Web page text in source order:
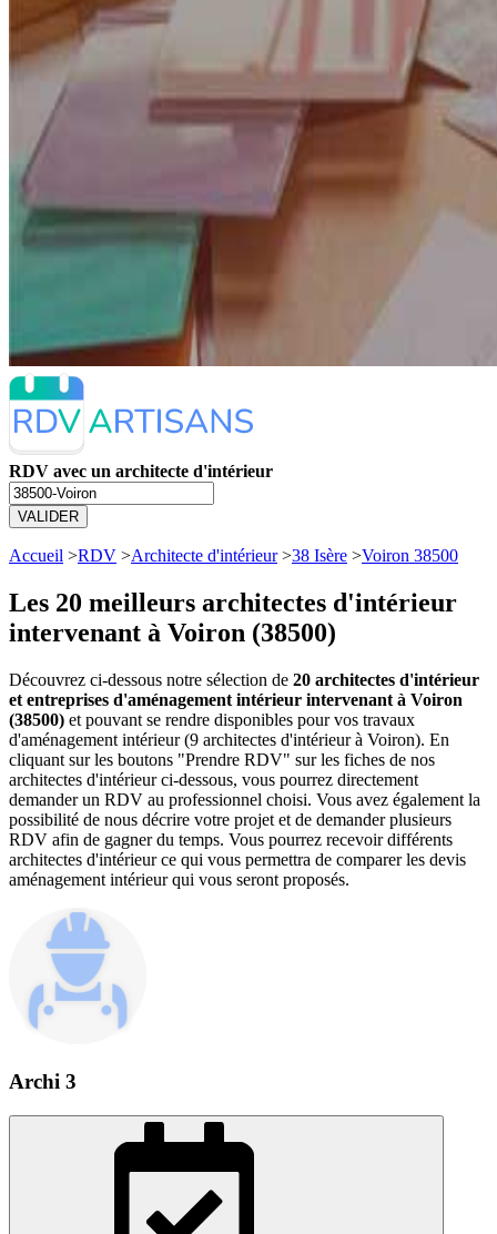
RDV avec un architecte d'intérieur
VALIDER
Accueil >RDV >Architecte d'intérieur>38 Isère >Voiron 38500
Les 20 meilleurs architectes d'intérieur
intervenant à Voiron (38500)
Découvrez ci-dessous notre sélection de 20 architectes d'intérieur
et entreprises d'aménagement intérieur intervenant à Voiron
(38500) et pouvant se rendre disponibles pour vos travaux
d'aménagement intérieur (9 architectes d'intérieur à Voiron). En
cliquant sur les boutons "Prendre RDV" sur les fiches de nos
architectes d'intérieur ci-dessous, vous pourrez directement
demander un RDV au professionnel choisi. Vous avez également la
possibilité de nous décrire votre projet et de demander plusieurs
RDV afin de gagner du temps. Vous pourrez recevoir différents
architectes d'intérieur ce qui vous permettra de comparer les devis
aménagement intérieur qui vous seront proposés.
Archi 3